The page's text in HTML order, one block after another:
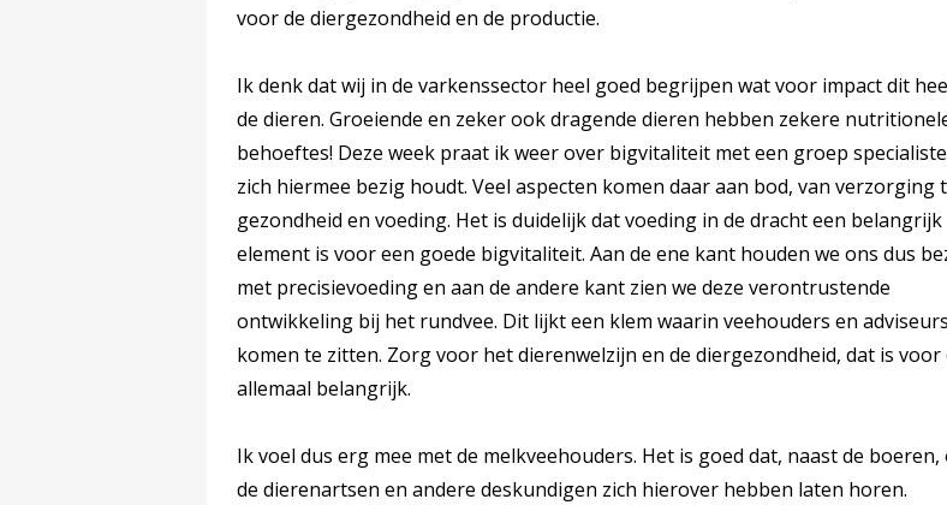
voor de diergezondheid en de productie.
Ik denk dat wij in de varkenssector heel goed begrijpen wat voor impact dit
de dieren. Groeiende en zeker ook dragende dieren hebben zekere
behoeftes! Deze week praat ik weer over bigvitaliteit met een groep
zich hiermee bezig houdt. Veel aspecten komen daar aan bod, van verzorging
gezondheid en voeding. Het is duidelijk dat voeding in de dracht een belangrijk
element is voor een goede bigvitaliteit. Aan de ene kant houden we ons dus
met precisievoeding en aan de andere kant zien we deze verontrustende
ontwikkeling bij het rundvee. Dit lijkt een klem waarin veehouders en
komen te zitten. Zorg voor het dierenwelzijn en de diergezondheid, dat is voor
allemaal belangrijk.
Ik voel dus erg mee met de melkveehouders. Het is goed dat, naast de boeren,
de dierenartsen en andere deskundigen zich hierover hebben laten horen.